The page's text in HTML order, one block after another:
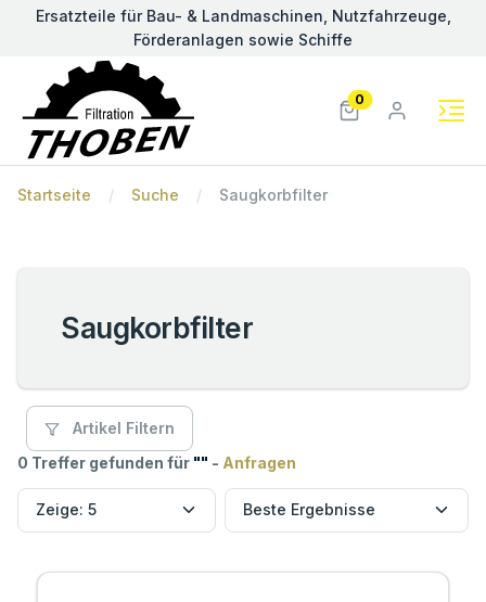
Ersatzteile für Bau- & Landmaschinen, Nutzfahrzeuge,
Förderanlagen sowie Schiffe
0
Startseite Suche Saugkorbfilter
Saugkorbfilter
Artikel Filtern
0 Treffer gefunden für "" - Anfragen